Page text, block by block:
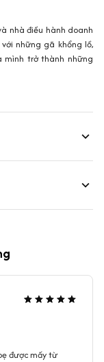
nhà điều hành doanh
những gã khổng lồ,
mình trở thành những
được mấy từ